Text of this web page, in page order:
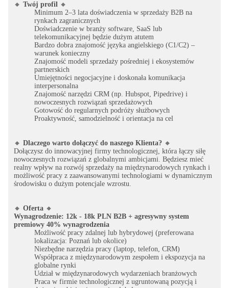
🔸Twój profil 🔸
Minimum 2–3 lata doświadczenia w sprzedaży B2B na
rynkach zagranicznych
Doświadczenie w branży software, SaaS lub
telekomunikacyjnej będzie dużym atutem
Bardzo dobra znajomość języka angielskiego (C1/C2) –
warunek konieczny
Znajomość modeli sprzedaży pośredniej i ekosystemów
partnerskich
Umiejętności negocjacyjne i doskonała komunikacja
interpersonalna
Znajomość narzędzi CRM (np. Hubspot, Pipedrive) i
nowoczesnych rozwiązań sprzedażowych
Gotowość do regularnych podróży służbowych
Proaktywność, samodzielność i orientacja na cel
🔸Dlaczego warto dołączyć do naszego Klienta? 🔸
Dołączysz do innowacyjnej firmy technologicznej, która łączy siłę
nowoczesnych rozwiązań z globalnymi ambicjami. Będziesz mieć
realny wpływ na rozwój sprzedaży na międzynarodowych rynkach i
możliwość pracy z zaawansowanymi technologiami w dynamicznym
środowisku o dużym potencjale wzrostu.
🔸Oferta 🔸
Wynagrodzenie: 12k - 18k PLN B2B + agresywny system
premiowy 40% wynagrodzenia
Możliwość pracy zdalnej lub hybrydowej (preferowana
lokalizacja: Poznań lub okolice)
Niezbędne narzędzia pracy (laptop, telefon, CRM)
Współpraca z międzynarodowym zespołem i ekspozycja na
globalne rynki
Udział w międzynarodowych wydarzeniach branżowych
Praca w firmie technologicznej z ugruntowaną pozycją i